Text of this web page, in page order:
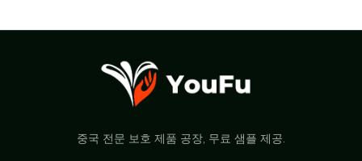
중국 전문 보호 제품 공장, 무료 샘플 제공.